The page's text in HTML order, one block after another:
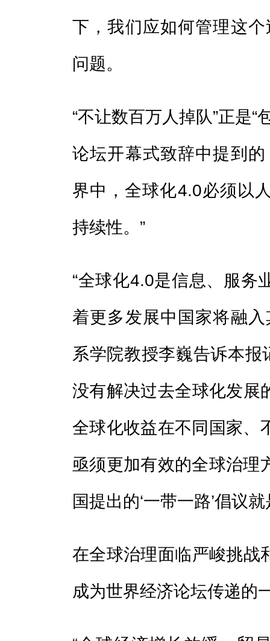
下，我们应如何管理这
问题。
“不让数百万人掉队”正是
论坛开幕式致辞中提到
界中，全球化4.0必须以
持续性。”
“全球化4.0是信息、服务
着更多发展中国家将融
系学院教授李巍告诉本报
没有解决过去全球化发
全球化收益在不同国家、
亟须更加有效的全球治理
国提出的‘一带一路’倡议
在全球治理面临严峻挑
成为世界经济论坛传递的